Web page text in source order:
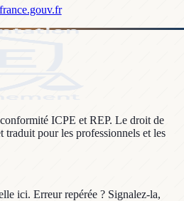
ICPE et REP. Le droit de
pour les professionnels et les
ici. Erreur repérée ? Signalez-la,